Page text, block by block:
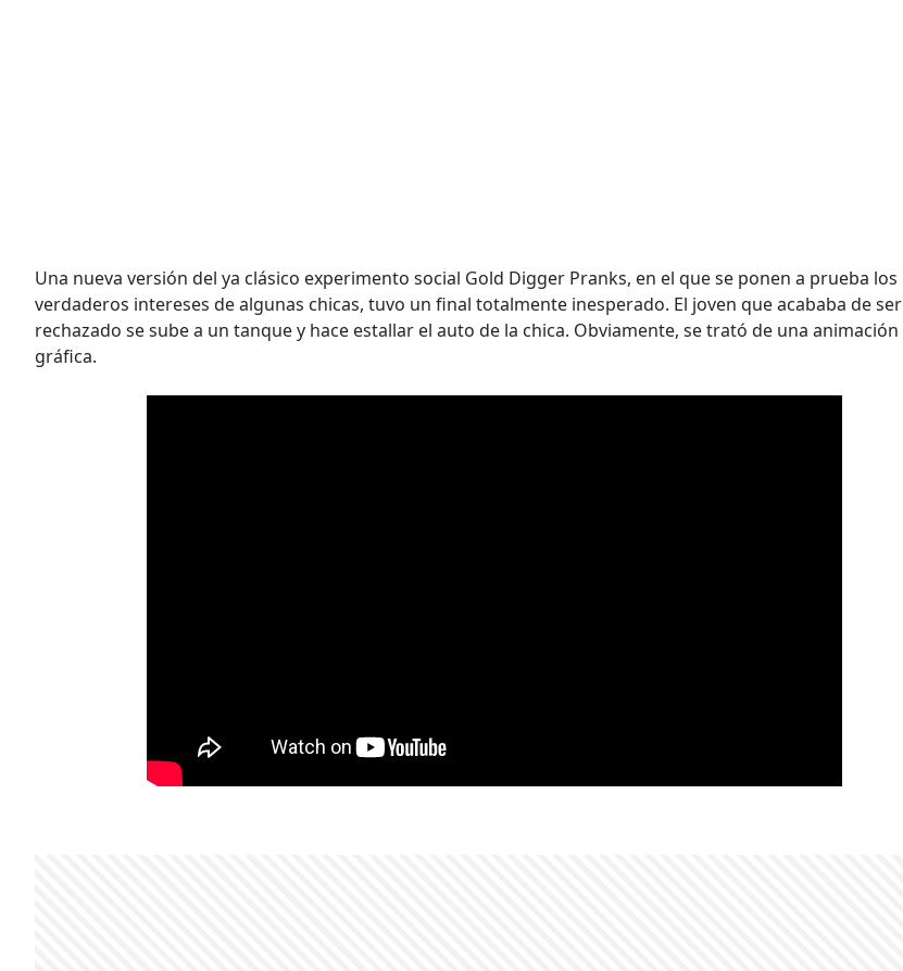
Una nueva versión del ya clásico experimento social Gold Digger Pranks, en el que se ponen a prueba los
verdaderos intereses de algunas chicas, tuvo un final totalmente inesperado. El joven que acababa de ser
rechazado se sube a un tanque y hace estallar el auto de la chica. Obviamente, se trató de una animación
gráfica.